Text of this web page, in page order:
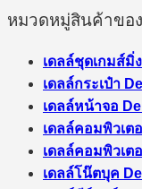
หมวดหมู่สินค้าของ
เดลล์ชุดเกมส์มิ่
เดลล์กระเป๋า
เดลล์หน้าจอ
เดลล์คอมพิวเต
เดลล์คอมพิวเต
เดลล์โน๊ตบุค